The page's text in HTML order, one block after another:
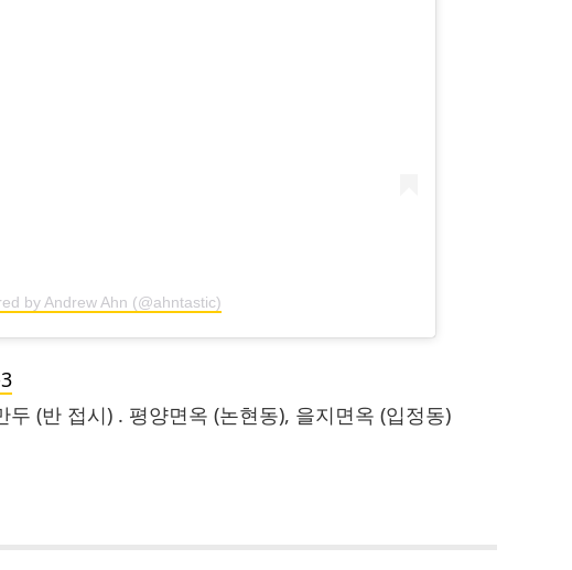
by Andrew Ahn (@ahntastic)
두 (반 접시) . 평양면옥 (논현동), 을지면옥 (입정동)